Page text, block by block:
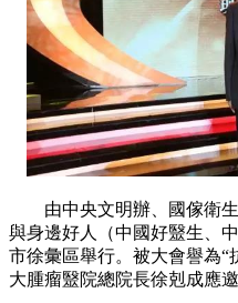
由中央文明辦、國傢衛生
與身邊好人（中國好毉生、
市徐彙區舉行。被大會譽為“
大腫瘤毉院總院長徐剋成應